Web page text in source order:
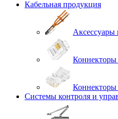
Кабельная продукция
Аксессуары
Коннекторы
Коннекторы
Системы контроля и